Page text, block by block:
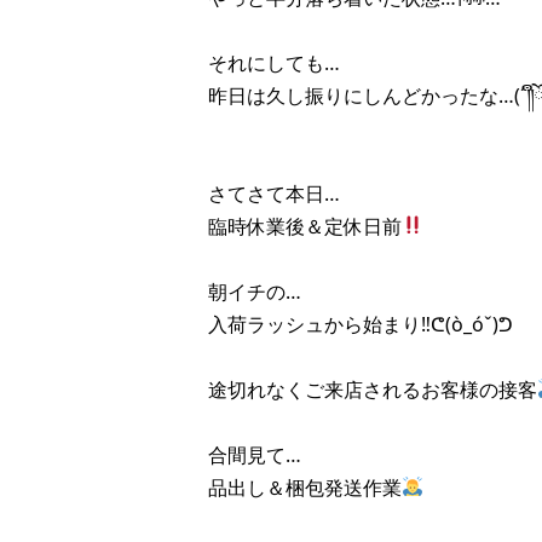
それにしても…
昨日は久し振りにしんどかったな
さてさて本日…
臨時休業後＆定休日前
朝イチの…
入荷ラッシュから始まり‼︎ᕦ(ò_óˇ)ᕤ
途切れなくご来店されるお客様の接客
合間見て…
品出し＆梱包発送作業